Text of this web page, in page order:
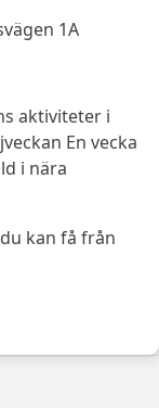
1A
aktiviteter i
En vecka
i nära
kan få från